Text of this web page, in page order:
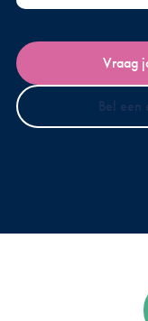
Vraag
Bel